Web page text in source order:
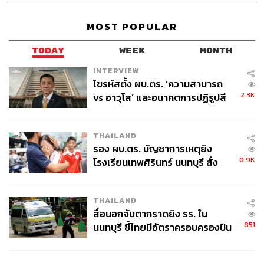
ออนไลน์ หลักสูตรปริญญาโทบริหารธุรกิจ สาขา Business
Business Transformation ซึ่งการพัฒนาหลักสูตรเตรียมการ
ต่างๆ ไว้เรียบร้อย พร้อมที่จะดำเนินการได้ก็มาเกิดเหตุการณ์
นี้
เพราะฉะนั้น ด้วยเหตุนี้ธรรมศาสตร์จะมีความพร้อมมากใน
การจัดการเรียนการสอนภายใต้วิกฤตโดยใช้ระบบออนไลน์
เราแทบจะดำเนินการได้เลย
เรียนการสอน เราจึงจัดอบรมให้ความรู้ทั้งอาจารย์และ
บุคลากร แล้วเรื่องเทคโนโลยีเราก็พร้อมมาก
MOST POPULAR
TODAY WEEK MONTH
INTERVIEW
ไขรหัสตั้ง ผบ.ตร. ‘ความสามารถ
vs อาวุโส’ และอนาคตการปฏิรูปสี
2.3K
THAILAND
รอง ผบ.ตร. บัญชาการเหตุยิง
โรงเรียนเทพศิรินทร์ นนทบุรี สั่ง
0.9K
THAILAND
สื่อนอกจับตากราดยิง รร. ใน
นนทบุรี ชี้ไทยมีอัตราครอบครองปืน
851